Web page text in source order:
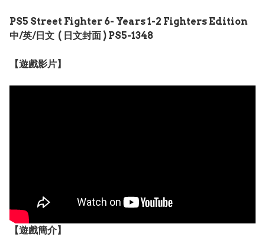
PS5 Street Fighter 6- Years 1-2 Fighters Edition
中/英/日文 ( 日文封面 ) PS5-1348
【遊戲影片】
【遊戲簡介】